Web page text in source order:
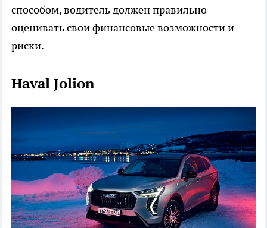
способом, водитель должен правильно
оценивать свои финансовые возможности и
риски.
Haval Jolion